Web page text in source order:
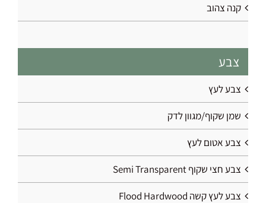
קנה צהוב
צבע
צבע לעץ
שמן שקוף/מגוון לדק
צבע אטום לעץ
צבע חצי שקוף Semi Transparent
צבע לעץ קשה Flood Hardwood